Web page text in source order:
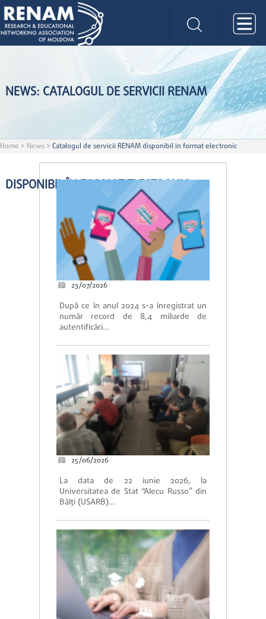
NEWS: CATALOGUL DE SERVICII RENAM
DISPONIBIL ÎN FORMAT ELECTRONIC
Home > News > Catalogul de servicii RENAM disponibil în format electronic
23/07/2026
După ce în anul 2024 s-a înregistrat un
număr record de 8,4 miliarde de
autentificări…
25/06/2026
La data de 22 iunie 2026, la
Universitatea de Stat “Alecu Russo” din
Bălți (USARB)…